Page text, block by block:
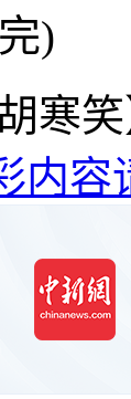
)
寒笑
内容